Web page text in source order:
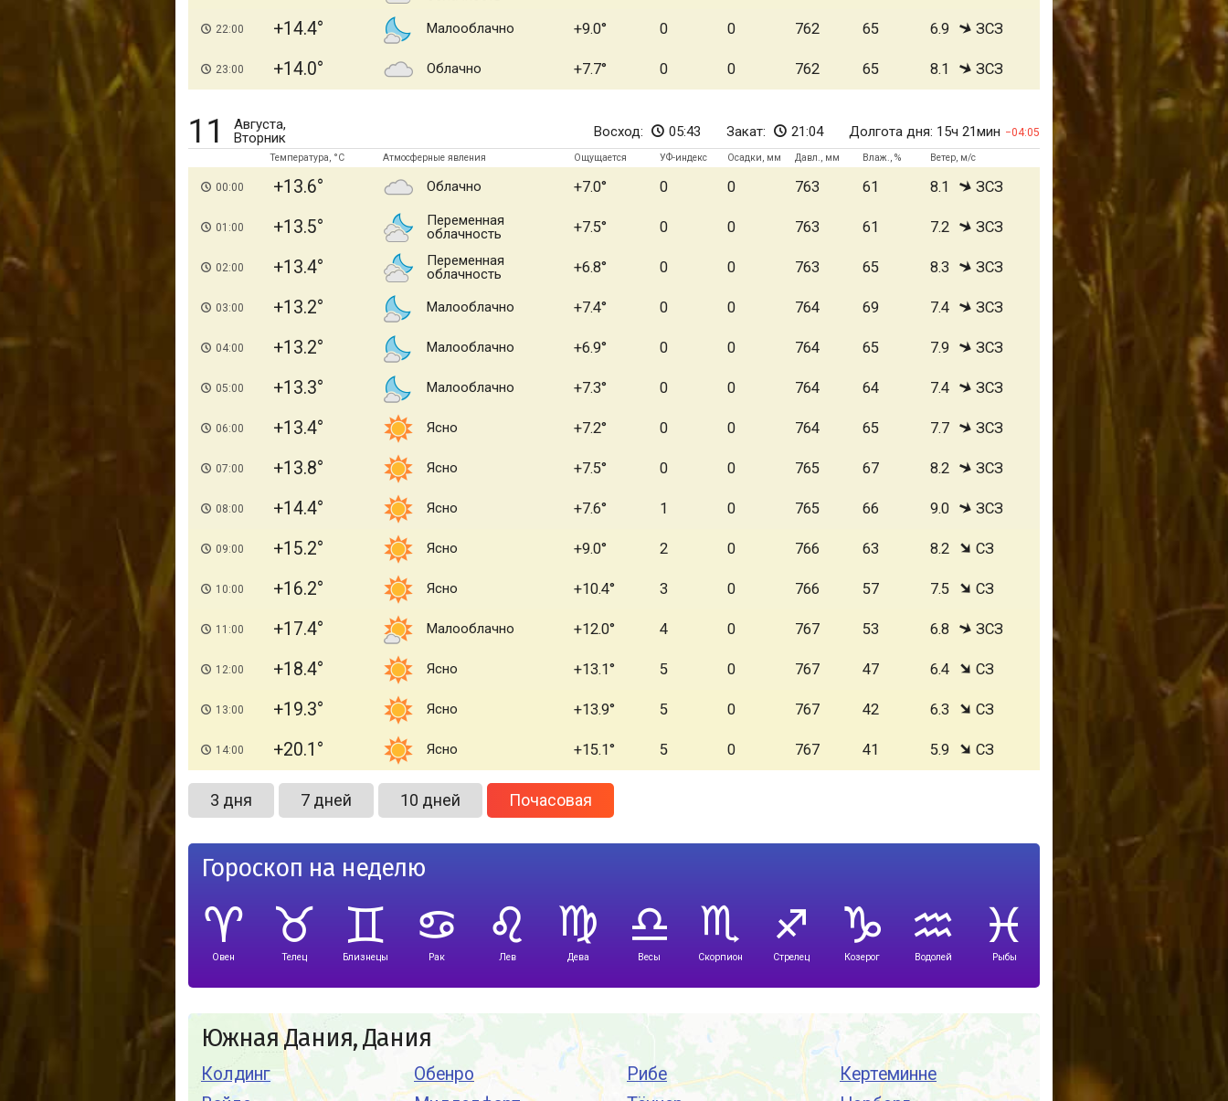
22:00 +14.4 Малооблачно +9.0 0 0 762 65 6.9 ЗСЗ
23:00 +14.0 Облачно +7.7 0 0 762 65 8.1 ЗСЗ
11
Августа,
Вторник
Восход: 05:43 Закат: 21:04 Долгота дня: 15ч 21мин 04:05
Температура, °C Атмосферные явления Ощущается УФ-индекс Осадки, мм Давл., мм Влаж., % Ветер, м/с
00:00 +13.6 Облачно +7.0 0 0 763 61 8.1 ЗСЗ
01:00 +13.5
Переменная
облачность
+7.5 0 0 763 61 7.2 ЗСЗ
02:00 +13.4
Переменная
облачность
+6.8 0 0 763 65 8.3 ЗСЗ
03:00 +13.2 Малооблачно +7.4 0 0 764 69 7.4 ЗСЗ
04:00 +13.2 Малооблачно +6.9 0 0 764 65 7.9 ЗСЗ
05:00 +13.3 Малооблачно +7.3 0 0 764 64 7.4 ЗСЗ
06:00 +13.4 Ясно +7.2 0 0 764 65 7.7 ЗСЗ
07:00 +13.8 Ясно +7.5 0 0 765 67 8.2 ЗСЗ
08:00 +14.4 Ясно +7.6 1 0 765 66 9.0 ЗСЗ
09:00 +15.2 Ясно +9.0 2 0 766 63 8.2 СЗ
10:00 +16.2 Ясно +10.4 3 0 766 57 7.5 СЗ
11:00 +17.4 Малооблачно +12.0 4 0 767 53 6.8 ЗСЗ
12:00 +18.4 Ясно +13.1 5 0 767 47 6.4 СЗ
13:00 +19.3 Ясно +13.9 5 0 767 42 6.3 СЗ
14:00 +20.1 Ясно +15.1 5 0 767 41 5.9 СЗ
3 дня 7 дней 10 дней Почасовая
Гороскоп на неделю
Овен Телец Близнецы Рак Лев Дева Весы Скорпион Стрелец Козерог Водолей Рыбы
Южная Дания, Дания
Колдинг
Обенро
Рибе
Кертеминне